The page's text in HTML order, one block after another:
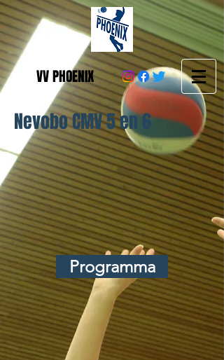
VV PHOENIX
Nevobo CMV 5 en 6
Programma